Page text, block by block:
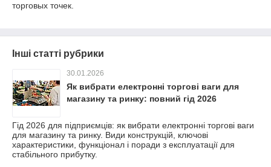
торговых точек.
Інші статті рубрики
30.01.2026
Як вибрати електронні торгові ваги для
магазину та ринку: повний гід 2026
Гід 2026 для підприємців: як вибрати електронні торгові ваги
для магазину та ринку. Види конструкцій, ключові
характеристики, функціонал і поради з експлуатації для
стабільного прибутку.